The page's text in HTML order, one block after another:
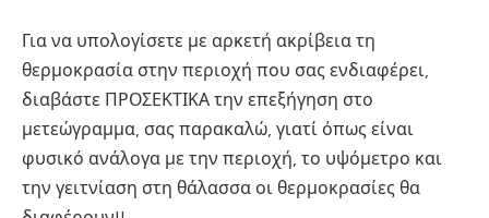
Για να υπολογίσετε με αρκετή ακρίβεια τη
θερμοκρασία στην περιοχή που σας ενδιαφέρει,
διαβάστε ΠΡΟΣΕΚΤΙΚΑ την επεξήγηση στο
μετεώγραμμα, σας παρακαλώ, γιατί όπως είναι
φυσικό ανάλογα με την περιοχή, το υψόμετρο και
την γειτνίαση στη θάλασσα οι θερμοκρασίες θα